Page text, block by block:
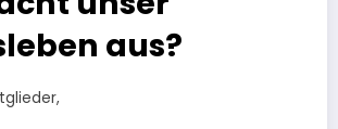
aus?